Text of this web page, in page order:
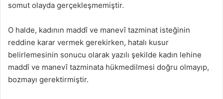
somut olayda gerçekleşmemiştir.
O halde, kadının maddî ve manevî tazminat isteğinin
reddine karar vermek gerekirken, hatalı kusur
belirlemesinin sonucu olarak yazılı şekilde kadın lehine
maddî ve manevî tazminata hükmedilmesi doğru olmayıp,
bozmayı gerektirmiştir.